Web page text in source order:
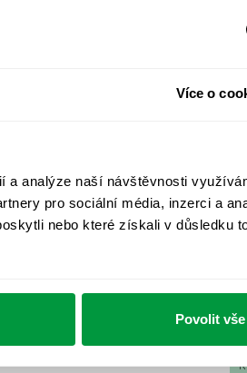
Více o
a analýze naší návštěvnosti
pro sociální média, inzerci a
nebo které získali v důsledku
Povolit vše